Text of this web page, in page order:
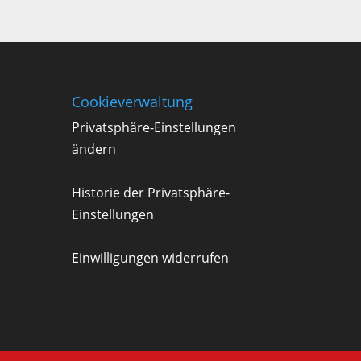
Cookieverwaltung
Privatsphäre-Einstellungen
ändern
Historie der Privatsphäre-
Einstellungen
Einwilligungen widerrufen